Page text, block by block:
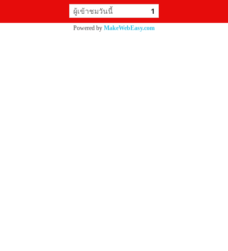
ผู้เข้าชมวันนี้ 1
Powered by MakeWebEasy.com